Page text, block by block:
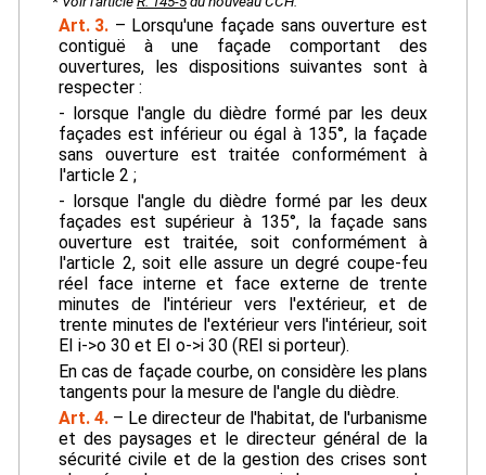
Art. 3.– Lorsqu'une façade sans ouverture est
contiguë à une façade comportant des
ouvertures, les dispositions suivantes sont à
respecter :
- lorsque l'angle du dièdre formé par les deux
façades est inférieur ou égal à 135°, la façade
sans ouverture est traitée conformément à
l'article 2 ;
- lorsque l'angle du dièdre formé par les deux
façades est supérieur à 135°, la façade sans
ouverture est traitée, soit conformément à
l'article 2, soit elle assure un degré coupe-feu
réel face interne et face externe de trente
minutes de l'intérieur vers l'extérieur, et de
trente minutes de l'extérieur vers l'intérieur, soit
EI i->o 30 et EI o->i 30 (REI si porteur).
En cas de façade courbe, on considère les plans
tangents pour la mesure de l'angle du dièdre.
Art. 4.– Le directeur de l'habitat, de l'urbanisme
et des paysages et le directeur général de la
sécurité civile et de la gestion des crises sont